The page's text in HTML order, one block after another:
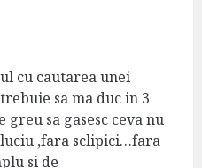
cu cautarea unei
sa ma duc in 3
sa gasesc ceva nu
,fara sclipici…fara
si de